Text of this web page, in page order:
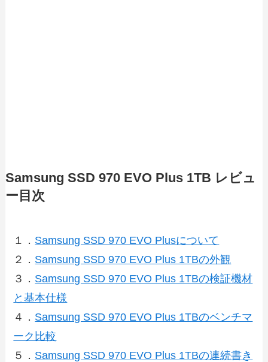
Samsung SSD 970 EVO Plus 1TB レビュ
ー目次
１． Samsung SSD 970 EVO Plusについて
２． Samsung SSD 970 EVO Plus 1TBの外観
３． Samsung SSD 970 EVO Plus 1TBの検証機材
と基本仕様
４． Samsung SSD 970 EVO Plus 1TBのベンチマ
ーク比較
５． Samsung SSD 970 EVO Plus 1TBの連続書き